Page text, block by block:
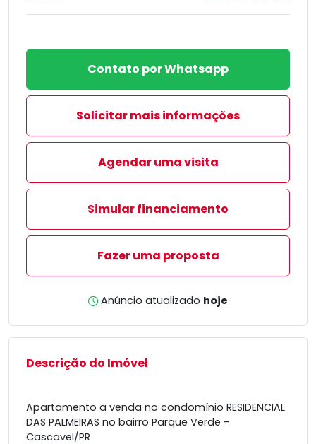
Contato por Whatsapp
Solicitar mais informações
Agendar uma visita
Simular financiamento
Fazer uma proposta
Anúncio atualizado hoje
Descrição do Imóvel
Apartamento a venda no condomínio RESIDENCIAL
DAS PALMEIRAS no bairro Parque Verde -
Cascavel/PR